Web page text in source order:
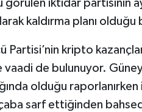
iktidar partisinin
kaldırma planı
kripto
vaadi de bulunuyor.
olduğu
çaba sarf ettiğinden